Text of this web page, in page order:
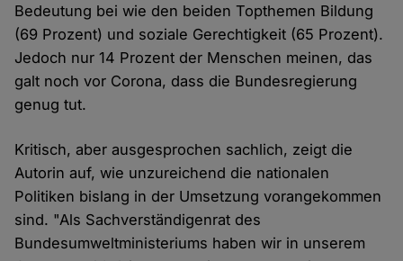
Bedeutung bei wie den beiden Topthemen Bildung
(69 Prozent) und soziale Gerechtigkeit (65 Prozent).
Jedoch nur 14 Prozent der Menschen meinen, das
galt noch vor Corona, dass die Bundesregierung
genug tut.
Kritisch, aber ausgesprochen sachlich, zeigt die
Autorin auf, wie unzureichend die nationalen
Politiken bislang in der Umsetzung vorangekommen
sind. "Als Sachverständigenrat des
Bundesumweltministeriums haben wir in unserem